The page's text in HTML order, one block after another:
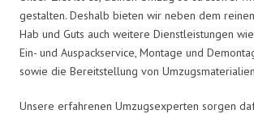
gestalten. Deshalb bieten wir neben dem
Hab und Guts auch weitere Dienstleistungen
Ein- und Auspackservice, Montage und
sowie die Bereitstellung von
Unsere erfahrenen Umzugsexperten sorgen